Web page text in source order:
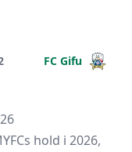
FC Gifu
hold i 2026,